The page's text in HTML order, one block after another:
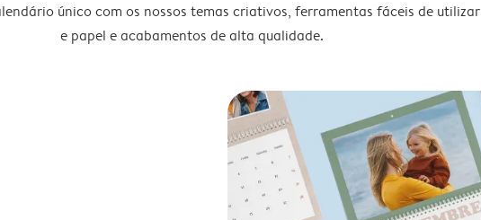
único com os nossos temas criativos, ferramentas fáceis de utilizar
e papel e acabamentos de alta qualidade.